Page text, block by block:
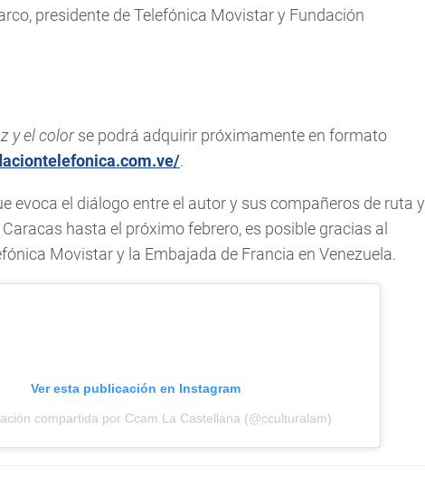
presidente de Telefónica Movistar y Fundación
y el colorse podrá adquirir próximamente en formato
.
evoca el diálogo entre el autor y sus compañeros de ruta y
hasta el próximo febrero, es posible gracias al
Movistar y la Embajada de Francia en Venezuela.
Ver esta publicación en Instagram
compartida por Ccam La Castellana (@cculturalam)